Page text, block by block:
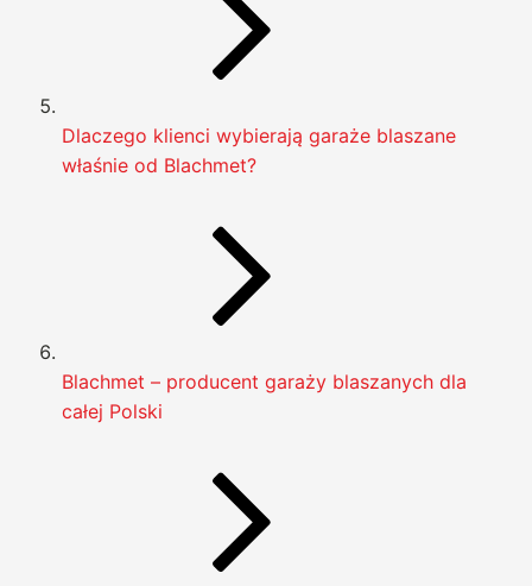
Dlaczego klienci wybierają garaże blaszane
właśnie od Blachmet?
Blachmet – producent garaży blaszanych dla
całej Polski